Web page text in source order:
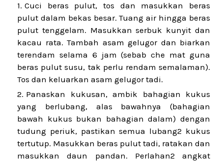
Cuci beras pulut, tos dan masukkan beras
pulut dalam bekas besar. Tuang air hingga beras
pulut tenggelam. Masukkan serbuk kunyit dan
kacau rata. Tambah asam gelugor dan biarkan
terendam selama 6 jam (sebab che mat guna
beras pulut susu, tak perlu rendam semalaman).
Tos dan keluarkan asam gelugor tadi.
Panaskan kukusan, ambik bahagian kukus
yang berlubang, alas bawahnya (bahagian
bawah kukus bukan bahagian dalam) dengan
tudung periuk, pastikan semua lubang2 kukus
tertutup. Masukkan beras pulut tadi, ratakan dan
masukkan daun pandan. Perlahan2 angkat